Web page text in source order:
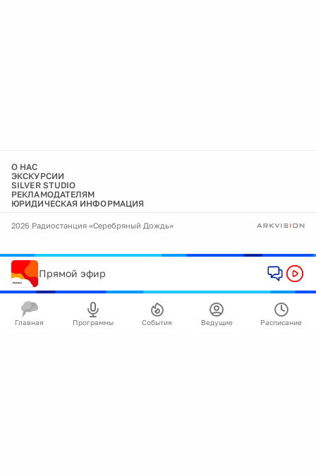
О НАС
ЭКСКУРСИИ
SILVER STUDIO
РЕКЛАМОДАТЕЛЯМ
ЮРИДИЧЕСКАЯ ИНФОРМАЦИЯ
2026 Радиостанция «Серебряный Дождь»
Прямой эфир
Главная Программы События Ведущие Расписание